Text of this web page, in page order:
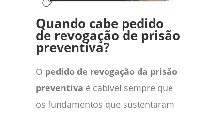
Quando cabe pedido
de revogação de prisão
preventiva?
O pedido de revogação da prisão
preventiva é cabível sempre que
os fundamentos que sustentaram